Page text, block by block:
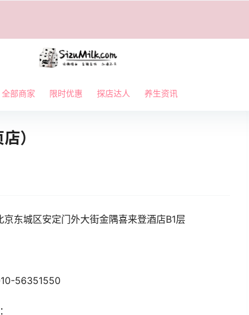
全部商家 限时优惠 探店达人 养生资讯
）
京东城区安定门外大街金隅喜来登酒店B1层
56351550
：